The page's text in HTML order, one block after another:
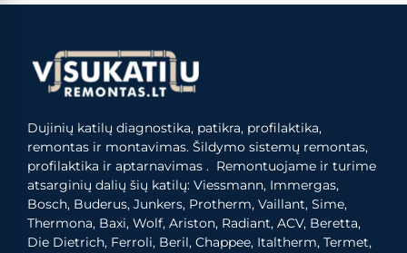
Dujinių katilų diagnostika, patikra, profilaktika,
remontas ir montavimas. Šildymo sistemų remontas,
profilaktika ir aptarnavimas . Remontuojame ir turime
atsarginių dalių šių katilų: Viessmann, Immergas,
Bosch, Buderus, Junkers, Protherm, Vaillant, Sime,
Thermona, Baxi, Wolf, Ariston, Radiant, ACV, Beretta,
Die Dietrich, Ferroli, Beril, Chappee, Italtherm, Termet,